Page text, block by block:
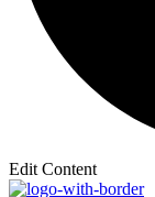
Edit Content